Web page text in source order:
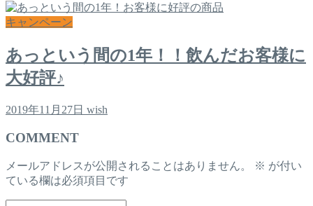
キャンペーン
あっという間の1年！！飲んだお客様に
大好評♪
2019年11月27日 wish
COMMENT
メールアドレスが公開されることはありません。 ※ が付い
ている欄は必須項目です